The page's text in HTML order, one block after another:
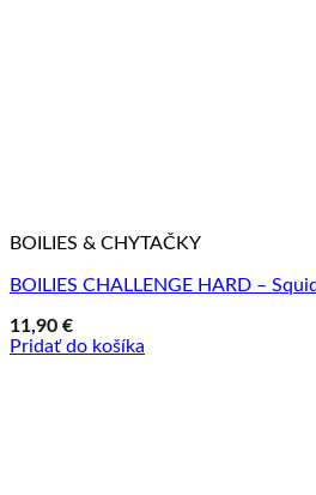
BOILIES & CHYTAČKY
BOILIES CHALLENGE HARD –
11,90 €
Pridať do košíka